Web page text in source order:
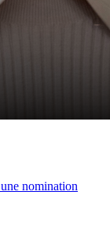
nomination